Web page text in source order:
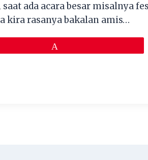
ada acara besar misalnya
kira rasanya bakalan amis…